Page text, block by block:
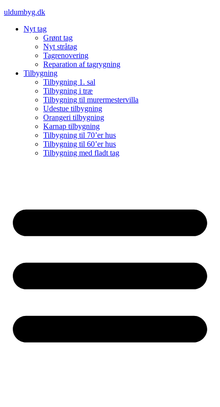
Videre
indhold
uldumbyg.dk
Nyt tag
Grønt tag
Nyt stråtag
Tagrenovering
Reparation af tagrygning
Tilbygning
Tilbygning 1. sal
Tilbygning i træ
Tilbygning til murermestervilla
Udestue tilbygning
Orangeri tilbygning
Karnap tilbygning
Tilbygning til 70’er hus
Tilbygning til 60’er hus
Tilbygning med fladt tag